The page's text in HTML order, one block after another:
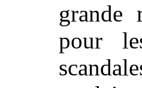
grande
pour